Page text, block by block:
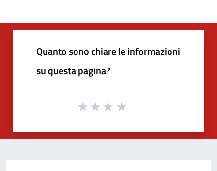
Quanto sono chiare le informazioni
su questa pagina?